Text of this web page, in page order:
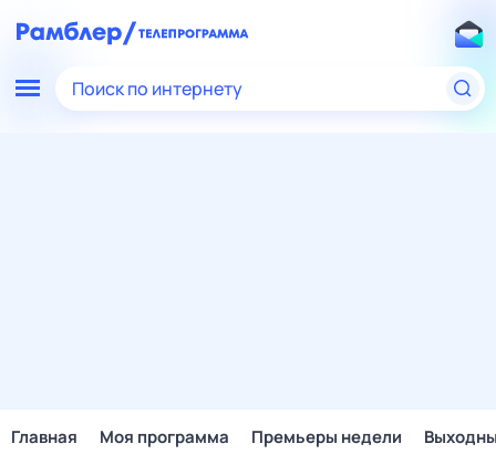
Поиск по интернету
Главная Моя программа Премьеры недели